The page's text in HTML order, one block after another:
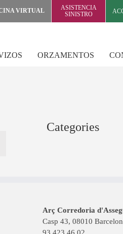
VIRTUAL
ASISTENCIA
SINISTRO
ORZAMENTOS
Categories
Arç Corredoria
Casp 43, 08010